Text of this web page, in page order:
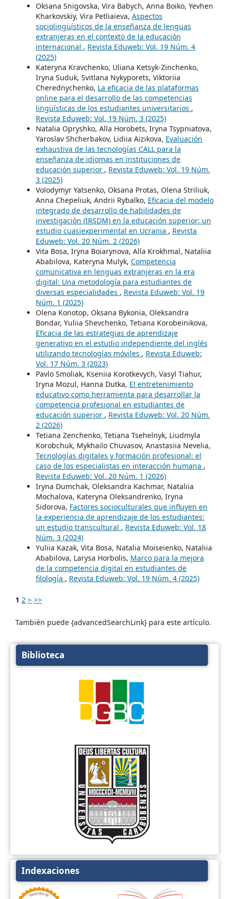
Oksana Snigovska, Vira Babych, Anna Boiko, Yevhen
Kharkovskiy, Vira Petliaieva, Aspectos
sociolingüísticos de la enseñanza de lenguas
extranjeras en el contexto de la educación
internacional , Revista Eduweb: Vol. 19 Núm. 4
(2025)
Kateryna Kravchenko, Uliana Ketsyk-Zinchenko,
Iryna Suduk, Svitlana Nykyporets, Viktoriia
Cherednychenko, La eficacia de las plataformas
online para el desarrollo de las competencias
lingüísticas de los estudiantes universitarios ,
Revista Eduweb: Vol. 19 Núm. 3 (2025)
Natalia Opryshko, Alla Horobets, Iryna Tsypniatova,
Yaroslav Shcherbakov, Lidiia Aizikova, Evaluación
exhaustiva de las tecnologías CALL para la
enseñanza de idiomas en instituciones de
educación superior , Revista Eduweb: Vol. 19 Núm.
3 (2025)
Volodymyr Yatsenko, Oksana Protas, Olena Striliuk,
Anna Chepeliuk, Andrii Rybalko, Eficacia del modelo
integrado de desarrollo de habilidades de
investigación (IRSDM) en la educación superior: un
estudio cuasiexperimental en Ucrania , Revista
Eduweb: Vol. 20 Núm. 2 (2026)
Vita Bosa, Iryna Boiarynova, Alla Krokhmal, Nataliia
Ababilova, Kateryna Mulyk, Competencia
comunicativa en lenguas extranjeras en la era
digital: Una metodología para estudiantes de
diversas especialidades , Revista Eduweb: Vol. 19
Núm. 1 (2025)
Olena Konotop, Oksana Bykonia, Oleksandra
Bondar, Yuliia Shevchenko, Tetiana Korobeinikova,
Eficacia de las estrategias de aprendizaje
generativo en el estudio independiente del inglés
utilizando tecnologías móviles , Revista Eduweb:
Vol. 17 Núm. 3 (2023)
Pavlo Smoliak, Kseniia Korotkevych, Vasyl Tiahur,
Iryna Mozul, Hanna Dutka, El entretenimiento
educativo como herramienta para desarrollar la
competencia profesional en estudiantes de
educación superior , Revista Eduweb: Vol. 20 Núm.
2 (2026)
Tetiana Zenchenko, Tetianа Tsehelnyk, Liudmyla
Korobchuk, Mykhailo Chuvasov, Anastasiia Nevelia,
Tecnologías digitales y formación profesional: el
caso de los especialistas en interacción humana ,
Revista Eduweb: Vol. 20 Núm. 1 (2026)
Iryna Dumchak, Oleksandra Kachmar, Nataliia
Mochalova, Kateryna Oleksandrenko, Iryna
Sidorova, Factores socioculturales que influyen en
la experiencia de aprendizaje de los estudiantes:
un estudio transcultural , Revista Eduweb: Vol. 18
Núm. 3 (2024)
Yuliia Kazak, Vita Bosa, Natalia Moiseienko, Nataliia
Ababilova, Larysa Horbolis, Marco para la mejora
de la competencia digital en estudiantes de
filología , Revista Eduweb: Vol. 19 Núm. 4 (2025)
1 2 > >>
También puede {advancedSearchLink} para este artículo.
Biblioteca
Indexaciones